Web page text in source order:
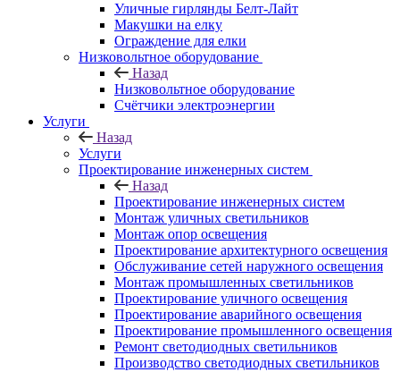
Уличные гирлянды Белт-Лайт
Макушки на елку
Ограждение для елки
Низковольтное оборудование
Назад
Низковольтное оборудование
Счётчики электроэнергии
Услуги
Назад
Услуги
Проектирование инженерных систем
Назад
Проектирование инженерных систем
Монтаж уличных светильников
Монтаж опор освещения
Проектирование архитектурного освещения
Обслуживание сетей наружного освещения
Монтаж промышленных светильников
Проектирование уличного освещения
Проектирование аварийного освещения
Проектирование промышленного освещения
Ремонт светодиодных светильников
Производство светодиодных светильников